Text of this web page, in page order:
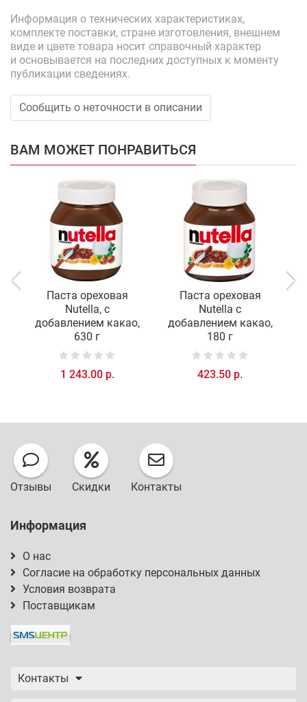
Информация о технических характеристиках,
комплекте поставки, стране изготовления, внешнем
виде и цвете товара носит справочный характер
и основывается на последних доступных к моменту
публикации сведениях.
Сообщить о неточности в описании
ВАМ МОЖЕТ ПОНРАВИТЬСЯ
Паста ореховая
Nutella, с
добавлением какао,
630 г
1 243.00 р.
Паста ореховая
Nutella с
добавлением какао,
180 г
423.50 р.
Отзывы Скидки Контакты
Информация
О нас
Согласие на обработку персональных данных
Условия возврата
Поставщикам
Контакты